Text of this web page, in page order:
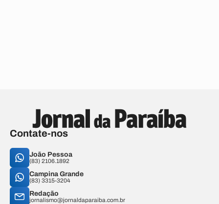
Contate-nos
João Pessoa
(83) 2106.1892
Campina Grande
(83) 3315-3204
Redação
jornalismo@jornaldaparaiba.com.br